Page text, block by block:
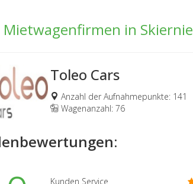
Mietwagenfirmen in
Toleo Cars
Anzahl der Aufnahmepunkte: 141
Wagenanzahl: 76
Kunden Service